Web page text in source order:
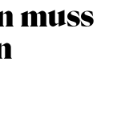
muss